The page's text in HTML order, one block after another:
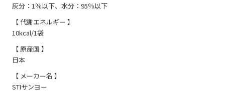
灰分：1％以下、水分：95％以下
【 代謝エネルギー 】
10kcal/1袋
【 原産国 】
日本
【 メーカー名 】
STIサンヨー